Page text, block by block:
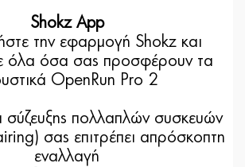
Shokz App
την εφαρμογή Shokz και
όλα όσα σας προσφέρουν τα
OpenRun Pro 2
σύζευξης πολλαπλών συσκευών
σας επιτρέπει απρόσκοπτη
εναλλαγή